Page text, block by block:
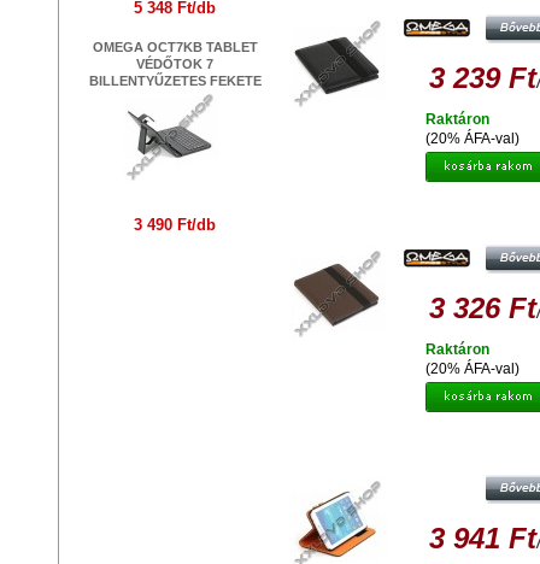
5 348 Ft/db
OMEGA OCT7KB TABLET
VÉDŐTOK 7
BILLENTYŰZETES FEKETE
3 490 Ft/db
3 239 Ft
(20% ÁFA-val)
Raktáron
3 326 Ft
(20% ÁFA-val)
Raktáron
3 941 Ft